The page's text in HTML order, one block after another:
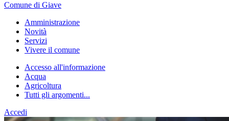
Comune di Giave
Amministrazione
Novità
Servizi
Vivere il comune
Accesso all'informazione
Acqua
Agricoltura
Tutti gli argomenti...
Accedi